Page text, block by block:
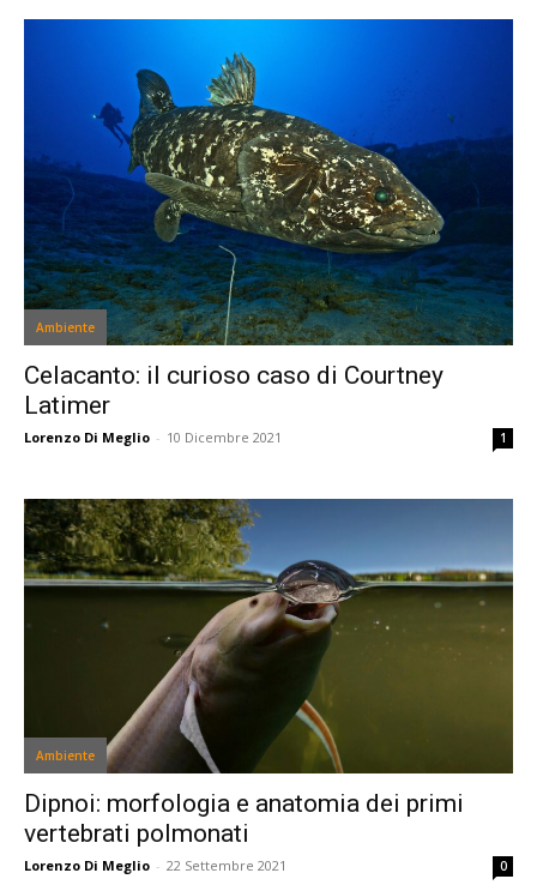
Ambiente
Celacanto: il curioso caso di Courtney
Latimer
Lorenzo Di Meglio - 10 Dicembre 2021 1
Ambiente
Dipnoi: morfologia e anatomia dei primi
vertebrati polmonati
Lorenzo Di Meglio - 22 Settembre 2021 0